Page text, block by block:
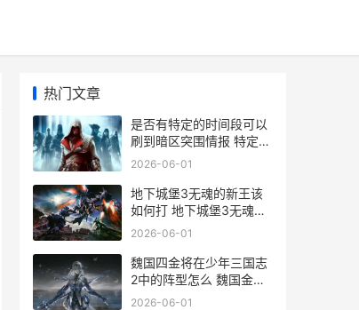
热门文章
是否有特定的时间段可以
刷到暗区突围情报 特定时
间
2026-06-01
地下城堡3无魂的新王该
如何打 地下城堡3无魂新
王攻略
2026-06-01
魏国四金将在少年三国志
2中的阵型怎么 魏国金将
换谁
2026-06-01